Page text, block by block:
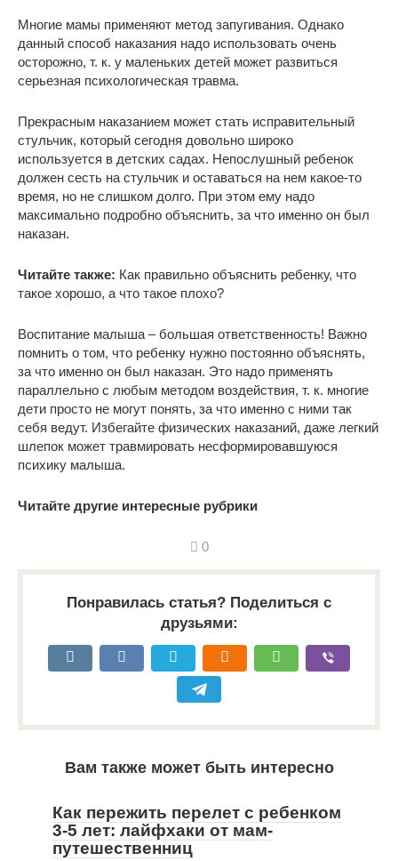
Многие мамы применяют метод запугивания. Однако
данный способ наказания надо использовать очень
осторожно, т. к. у маленьких детей может развиться
серьезная психологическая травма.
Прекрасным наказанием может стать исправительный
стульчик, который сегодня довольно широко
используется в детских садах. Непослушный ребенок
должен сесть на стульчик и оставаться на нем какое-то
время, но не слишком долго. При этом ему надо
максимально подробно объяснить, за что именно он был
наказан.
Читайте также: Как правильно объяснить ребенку, что
такое хорошо, а что такое плохо?
Воспитание малыша – большая ответственность! Важно
помнить о том, что ребенку нужно постоянно объяснять,
за что именно он был наказан. Это надо применять
параллельно с любым методом воздействия, т. к. многие
дети просто не могут понять, за что именно с ними так
себя ведут. Избегайте физических наказаний, даже легкий
шлепок может травмировать несформировавшуюся
психику малыша.
Читайте другие интересные рубрики
0
Понравилась статья? Поделиться с
друзьями:
Вам также может быть интересно
Как пережить перелет с ребенком
3-5 лет: лайфхаки от мам-
путешественниц